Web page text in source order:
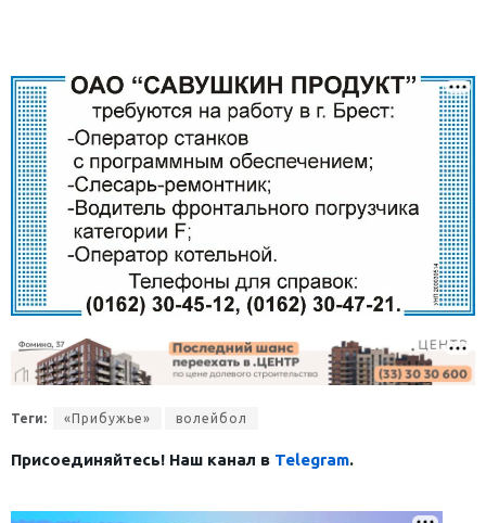
Теги: «Прибужье» волейбол
Присоединяйтесь! Наш канал в Telegram.